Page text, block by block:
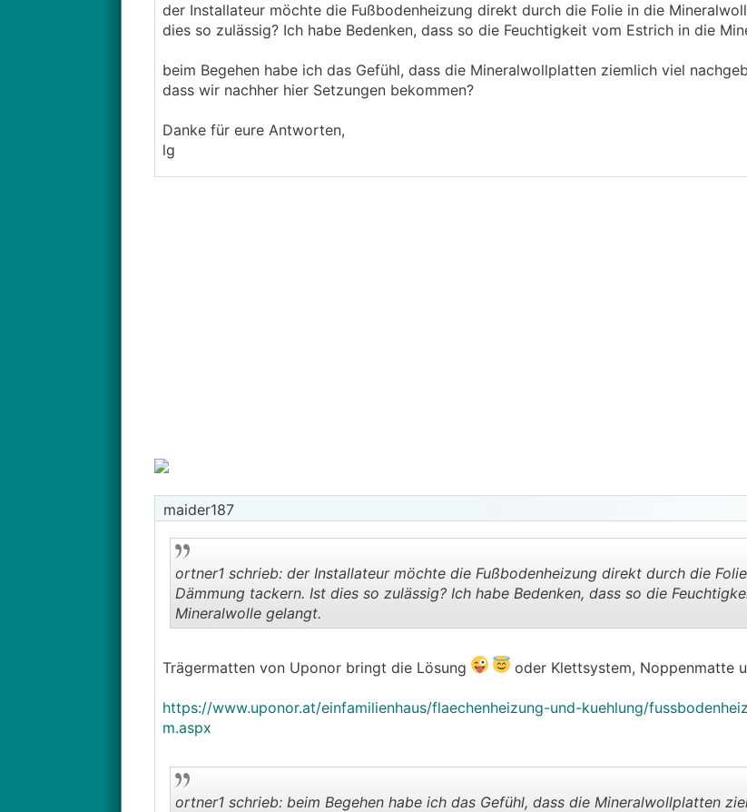
der Installateur möchte die Fußbodenheizung direkt durch die Folie in die
dies so zulässig? Ich habe Bedenken, dass so die Feuchtigkeit vom Estrich in die
beim Begehen habe ich das Gefühl, dass die Mineralwollplatten ziemlich viel
dass wir nachher hier Setzungen bekommen?
Danke für eure Antworten,
lg
maider187
ortner1 schrieb: der Installateur möchte die Fußbodenheizung direkt durch die
Dämmung tackern. Ist dies so zulässig? Ich habe Bedenken, dass so die
Mineralwolle gelangt.
Trägermatten von Uponor bringt die Lösung oder Klettsystem, Noppenmatte
https://www.uponor.at/einfamilienhaus/flaechenheizung-und-kuehlung/
m.aspx
ortner1 schrieb: beim Begehen habe ich das Gefühl, dass die Mineralwollplatten